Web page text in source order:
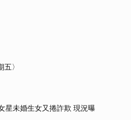
〉
星未婚生女又捲詐欺 現況曝